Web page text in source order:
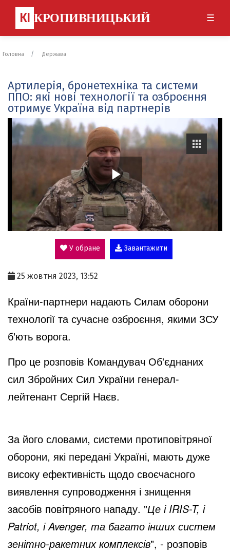
КІ КРОПИВНИЦЬКИЙ ☰
Головна Держава
Артилерія, бронетехніка та системи
ППО: які нові технології та озброєння
отримує Україна від партнерів
P
l
a
y
i
e
o
У обране Завантажити
25 жовтня 2023, 13:52
Країни-партнери надають Силам оборони
технології та сучасне озброєння, якими ЗСУ
б'ють ворога.
Про це розповів Командувач Об'єднаних
сил Збройних Сил України генерал-
лейтенант Сергій Наєв.
За його словами, системи протиповітряної
оборони, які передані Україні, мають дуже
високу ефективність щодо своєчасного
виявлення супроводження і знищення
засобів повітряного нападу. "Це і IRIS-T, і
Patriot, і Avenger, та багато інших систем
зенітно-ракетних комплексів", - розповів